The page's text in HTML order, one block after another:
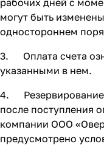
рабочих дней с
могут быть
одностороннем
3. Оплата счета
указанными в нем.
4. Резервирование
после поступления
компании ООО
предусмотрено